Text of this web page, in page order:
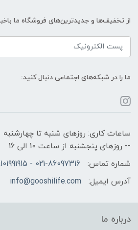
از تخفیف‌ها و جدیدترین‌های فروشگاه ما
ما را در شبکه‌های اجتماعی دنبال کنید:
-- روزهای پنجشنبه از ساعت 10 الی 16
شماره تماس:
021-86097316 - 09101991915
آدرس ایمیل:
info@gooshilife.com
درباره ما